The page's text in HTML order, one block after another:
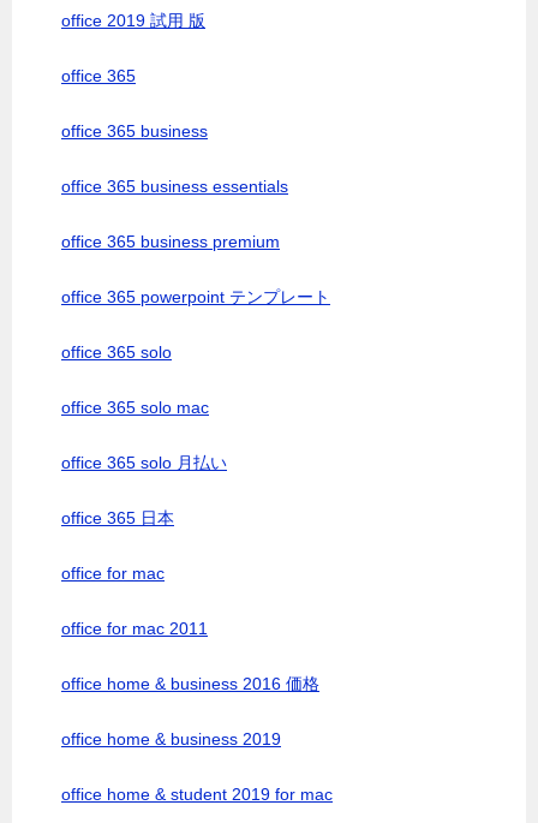
office 2019 試用 版
office 365
office 365 business
office 365 business essentials
office 365 business premium
office 365 powerpoint テンプレート
office 365 solo
office 365 solo mac
office 365 solo 月払い
office 365 日本
office for mac
office for mac 2011
office home & business 2016 価格
office home & business 2019
office home & student 2019 for mac